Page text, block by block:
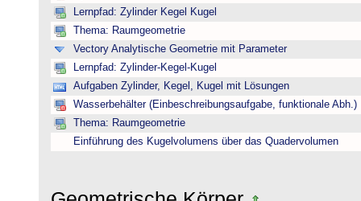
Lernpfad: Zylinder Kegel Kugel
Thema: Raumgeometrie
Vectory Analytische Geometrie mit Parameter
Lernpfad: Zylinder-Kegel-Kugel
Aufgaben Zylinder, Kegel, Kugel mit Lösungen
Wasserbehälter (Einbeschreibungsaufgabe, funktionale Abh.)
Thema: Raumgeometrie
Einführung des Kugelvolumens über das Quadervolumen